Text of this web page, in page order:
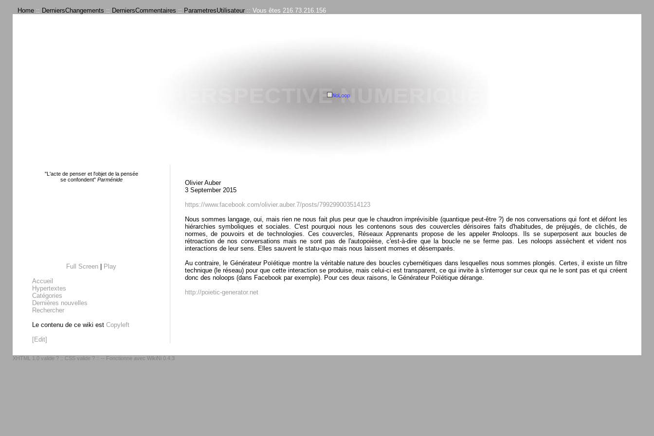
Home :: DerniersChangements :: DerniersCommentaires :: ParametresUtilisateur :: Vous êtes 216.73.216.156
"L'acte de penser et l'objet de la pensée
se confondent"Parménide
Full Screen
Play
Accueil
Hypertextes
Catégories
Dernières nouvelles
Rechercher
Le contenu de ce wiki est Copyleft
[Edit]
Olivier Auber
3 September 2015
https://www.facebook.com/olivier.auber.7/posts/799299003514123
Nous sommes langage, oui, mais rien ne nous fait plus peur que le chaudron imprévisible (quantique peut-être ?) de nos conversations qui font et défont les
hiérarchies symboliques et sociales. C'est pourquoi nous les contenons sous des couvercles dérisoires faits d'habitudes, de préjugés, de clichés, de
normes, de pouvoirs et de technologies. Ces couvercles, Réseaux Apprenants propose de les appeler #noloops. Ils se superposent aux boucles de
rétroaction de nos conversations mais ne sont pas de l'autopoièse, c'est-à-dire que la boucle ne se ferme pas. Les noloops assèchent et vident nos
interactions de leur sens. Elles sauvent le statu-quo mais nous laissent mornes et désemparés.
Au contraire, le Générateur Poïétique montre la véritable nature des boucles cybernétiques dans lesquelles nous sommes plongés. Certes, il existe un filtre
technique (le réseau) pour que cette interaction se produise, mais celui-ci est transparent, ce qui invite à s'interroger sur ceux qui ne le sont pas et qui créent
donc des noloops (dans Facebook par exemple). Pour ces deux raisons, le Générateur Poïétique dérange.
http://poietic-generator.net
XHTML 1.0 valide ? :: CSS valide ? :: -- Fonctionne avec WikiNi 0.4.3